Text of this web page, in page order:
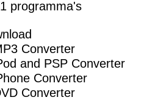
programma's
Converter
and PSP Converter
Converter
Converter